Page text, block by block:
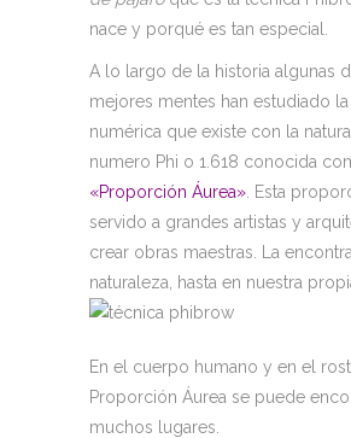
nace y porqué es tan especial.
A lo largo de la historia algunas
mejores mentes han estudiado
numérica que existe con la
numero Phi o 1.618 conocida
«Proporción Áurea» . Esta
servido a grandes artistas y
crear obras maestras. La
naturaleza, hasta en nuestra
En el cuerpo humano y en el
Proporción Áurea se puede
muchos lugares.